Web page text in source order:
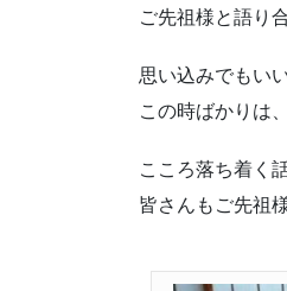
ご先祖様と語り
思い込みでもい
この時ばかりは
こころ落ち着く
皆さんもご先祖